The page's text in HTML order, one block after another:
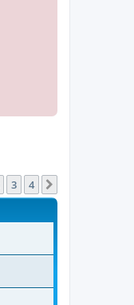
3 4